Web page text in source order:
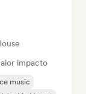
impacto
music